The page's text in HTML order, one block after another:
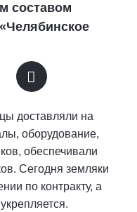
составом
доставляли на
оборудование,
обеспечивали
Сегодня земляки
по контракту, а